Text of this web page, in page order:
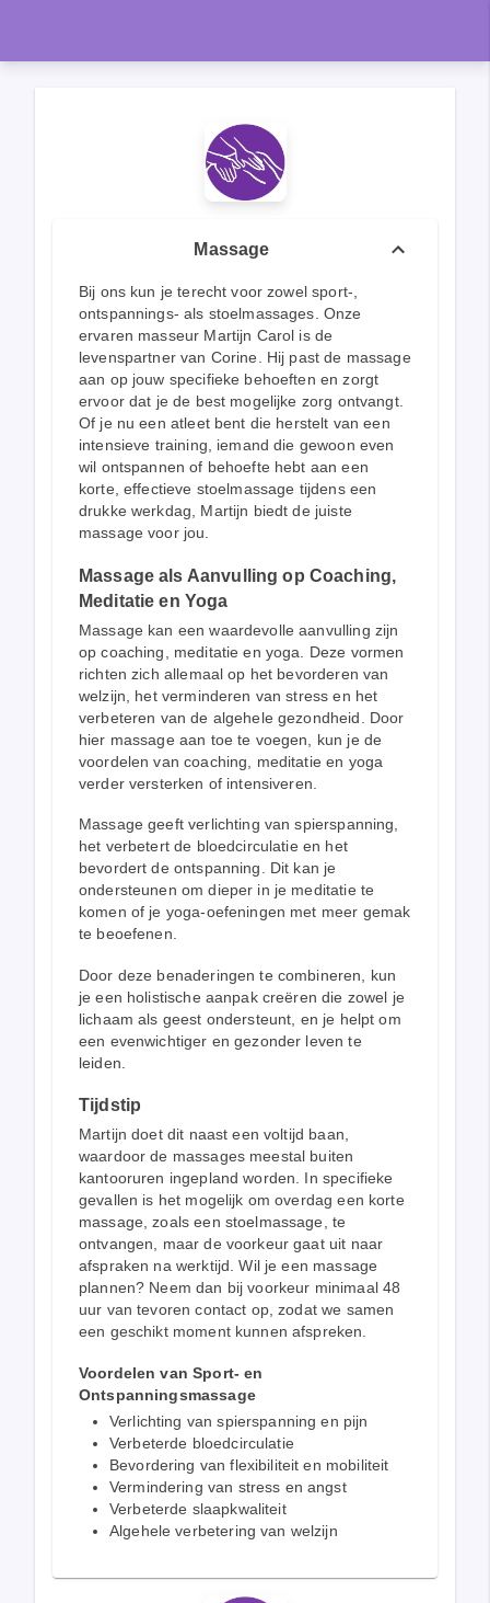
Massage
Bij ons kun je terecht voor zowel sport-,
ontspannings- als stoelmassages. Onze
ervaren masseur Martijn Carol is de
levenspartner van Corine. Hij past de massage
aan op jouw specifieke behoeften en zorgt
ervoor dat je de best mogelijke zorg ontvangt.
Of je nu een atleet bent die herstelt van een
intensieve training, iemand die gewoon even
wil ontspannen of behoefte hebt aan een
korte, effectieve stoelmassage tijdens een
drukke werkdag, Martijn biedt de juiste
massage voor jou.
Massage als Aanvulling op Coaching,
Meditatie en Yoga
Massage kan een waardevolle aanvulling zijn
op coaching, meditatie en yoga. Deze vormen
richten zich allemaal op het bevorderen van
welzijn, het verminderen van stress en het
verbeteren van de algehele gezondheid. Door
hier massage aan toe te voegen, kun je de
voordelen van coaching, meditatie en yoga
verder versterken of intensiveren.
Massage geeft verlichting van spierspanning,
het verbetert de bloedcirculatie en het
bevordert de ontspanning. Dit kan je
ondersteunen om dieper in je meditatie te
komen of je yoga-oefeningen met meer gemak
te beoefenen.
Door deze benaderingen te combineren, kun
je een holistische aanpak creëren die zowel je
lichaam als geest ondersteunt, en je helpt om
een evenwichtiger en gezonder leven te
leiden.
Tijdstip
Martijn doet dit naast een voltijd baan,
waardoor de massages meestal buiten
kantooruren ingepland worden. In specifieke
gevallen is het mogelijk om overdag een korte
massage, zoals een stoelmassage, te
ontvangen, maar de voorkeur gaat uit naar
afspraken na werktijd. Wil je een massage
plannen? Neem dan bij voorkeur minimaal 48
uur van tevoren contact op, zodat we samen
een geschikt moment kunnen afspreken.
Voordelen van Sport- en
Ontspanningsmassage
Verlichting van spierspanning en pijn
Verbeterde bloedcirculatie
Bevordering van flexibiliteit en mobiliteit
Vermindering van stress en angst
Verbeterde slaapkwaliteit
Algehele verbetering van welzijn